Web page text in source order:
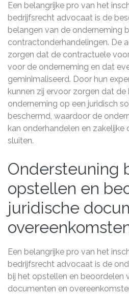
Een belangrijke pro van het
bedrijfsrecht advocaat is de
belangen van de onderneming
contractonderhandelingen. De
zorgen dat de contractuele
voor de onderneming en dat
geminimaliseerd. Door hun
kunnen zij ervoor zorgen dat
onderneming op een juridisch
beschermd, waardoor de
kan onderhandelen en zakelijke
sluiten.
Ondersteuning
opstellen en
juridische
Een belangrijke pro van het
bedrijfsrecht advocaat is de
bij het opstellen en beoordelen
documenten en